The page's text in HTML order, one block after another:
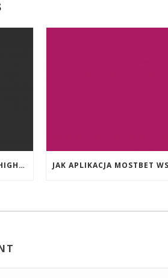
EVENT PROMOTIONS AT HIGHEST PAYING ONLINE CASINOS WITH BEST RTP